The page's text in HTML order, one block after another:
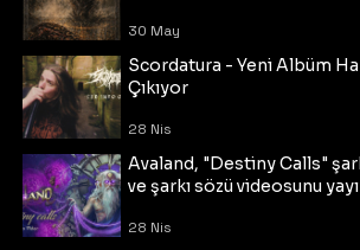
30 May
Scordatura - Yeni Albüm
Çıkıyor
28 Nis
Avaland, "Destiny Calls"
ve şarkı sözü videosunu
28 Nis